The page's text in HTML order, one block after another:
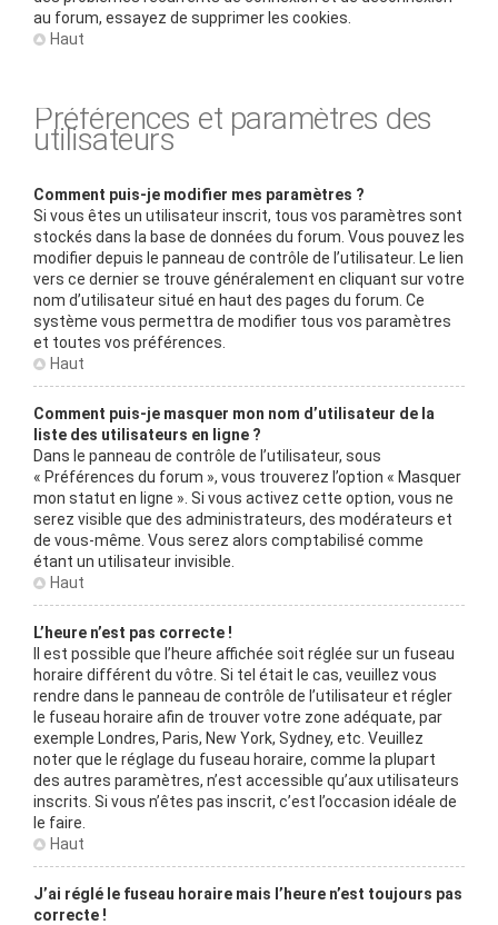
au forum, essayez de supprimer les cookies.
Haut
Préférences et paramètres des
utilisateurs
Comment puis-je modifier mes paramètres ?
Si vous êtes un utilisateur inscrit, tous vos paramètres sont
stockés dans la base de données du forum. Vous pouvez les
modifier depuis le panneau de contrôle de l’utilisateur. Le lien
vers ce dernier se trouve généralement en cliquant sur votre
nom d’utilisateur situé en haut des pages du forum. Ce
système vous permettra de modifier tous vos paramètres
et toutes vos préférences.
Haut
Comment puis-je masquer mon nom d’utilisateur de la
liste des utilisateurs en ligne ?
Dans le panneau de contrôle de l’utilisateur, sous
« Préférences du forum », vous trouverez l’option « Masquer
mon statut en ligne ». Si vous activez cette option, vous ne
serez visible que des administrateurs, des modérateurs et
de vous-même. Vous serez alors comptabilisé comme
étant un utilisateur invisible.
Haut
L’heure n’est pas correcte !
Il est possible que l’heure affichée soit réglée sur un fuseau
horaire différent du vôtre. Si tel était le cas, veuillez vous
rendre dans le panneau de contrôle de l’utilisateur et régler
le fuseau horaire afin de trouver votre zone adéquate, par
exemple Londres, Paris, New York, Sydney, etc. Veuillez
noter que le réglage du fuseau horaire, comme la plupart
des autres paramètres, n’est accessible qu’aux utilisateurs
inscrits. Si vous n’êtes pas inscrit, c’est l’occasion idéale de
le faire.
Haut
J’ai réglé le fuseau horaire mais l’heure n’est toujours pas
correcte !